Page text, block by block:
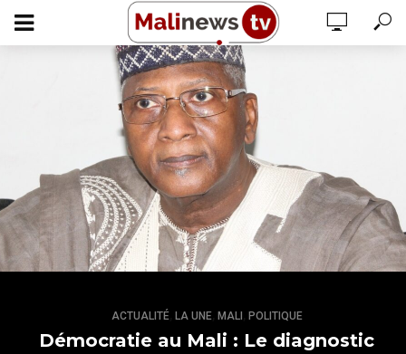
ACTUALITÉ, LA UNE, MALI POLITIQUE
Démocratie au Mali : Le diagnostic